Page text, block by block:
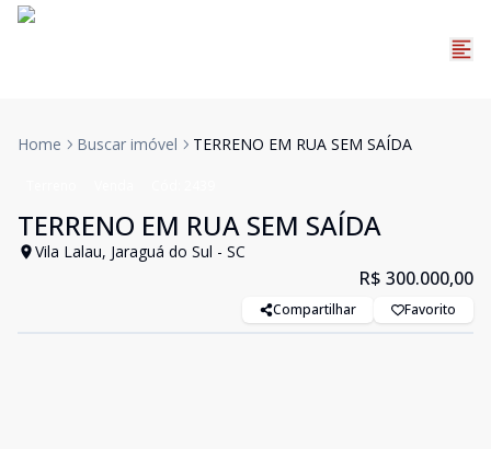
Home Buscar imóvel TERRENO EM RUA SEM SAÍDA
TERRENO EM RUA SEM SAÍDA
Vila Lalau, Jaraguá do Sul - SC
R$ 300.000,00
Compartilhar Favorito